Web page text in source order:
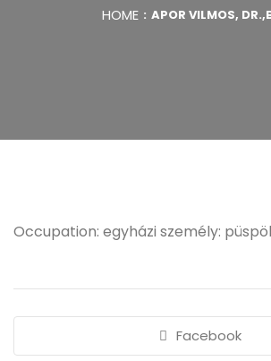
HOME APOR VILMOS,
Occupation: egyházi személy:
Facebook